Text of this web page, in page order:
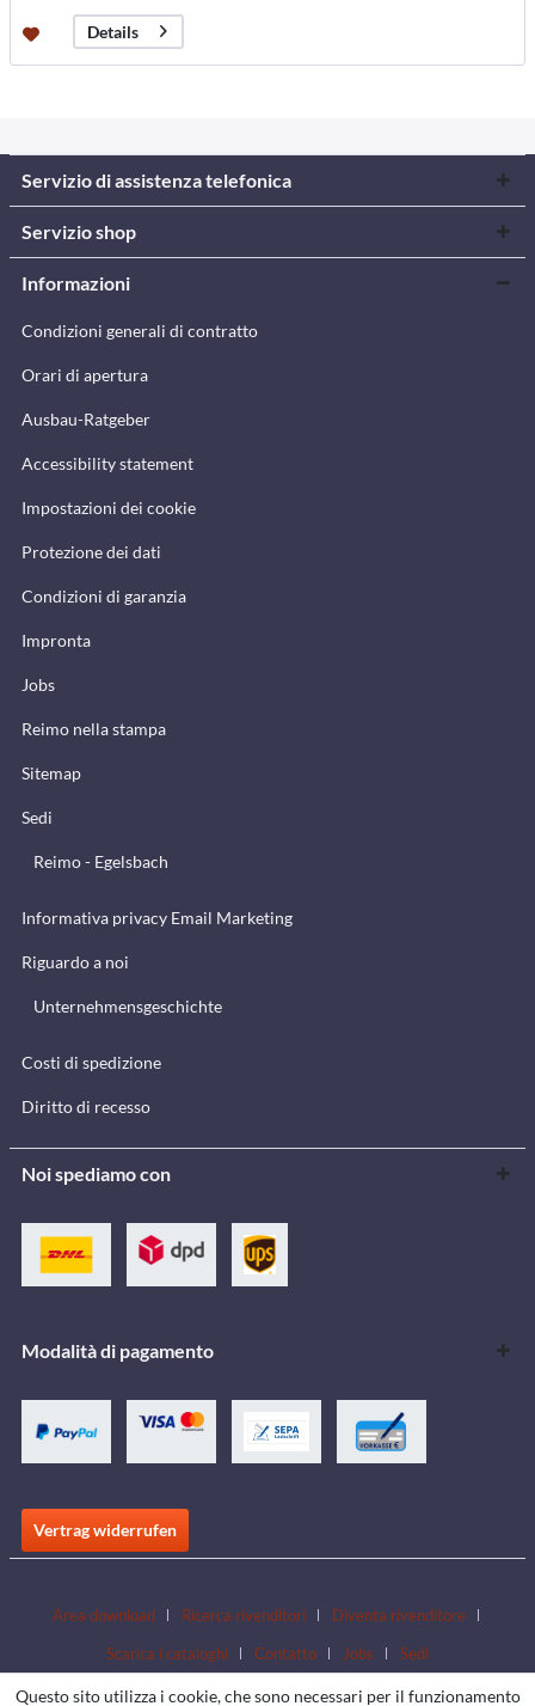
Details
Servizio di assistenza telefonica
Servizio shop
Informazioni
Condizioni generali di contratto
Orari di apertura
Ausbau-Ratgeber
Accessibility statement
Impostazioni dei cookie
Protezione dei dati
Condizioni di garanzia
Impronta
Jobs
Reimo nella stampa
Sitemap
Sedi
Reimo - Egelsbach
Informativa privacy Email Marketing
Riguardo a noi
Unternehmensgeschichte
Costi di spedizione
Diritto di recesso
Noi spediamo con
Modalità di pagamento
Vertrag widerrufen
Area download Ricerca rivenditori
Diventa rivenditore
Scarica i cataloghi
Contatto Jobs Sedi
Questo sito utilizza i cookie, che sono necessari per il funzionamento